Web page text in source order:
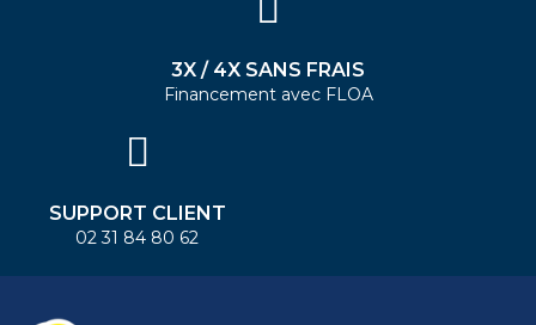
3X / 4X SANS FRAIS
Financement avec FLOA
SUPPORT CLIENT
02 31 84 80 62